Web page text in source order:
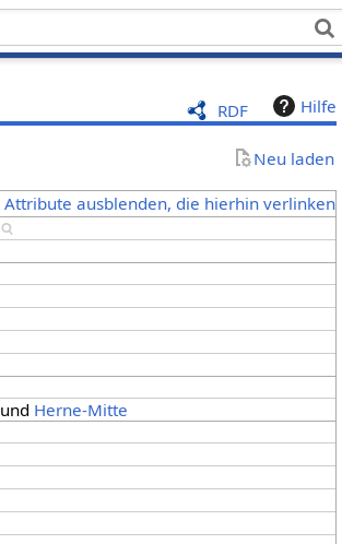
RDF Hilfe
Neu laden
Attribute ausblenden, die hierhin verlinken
und Herne-Mitte